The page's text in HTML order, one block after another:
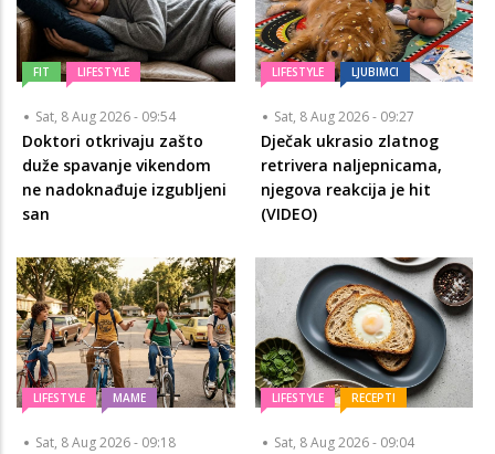
FIT LIFESTYLE
Sat, 8 Aug 2026 - 09:54
Doktori otkrivaju zašto
duže spavanje vikendom
ne nadoknađuje izgubljeni
san
LIFESTYLE LJUBIMCI
Sat, 8 Aug 2026 - 09:27
Dječak ukrasio zlatnog
retrivera naljepnicama,
njegova reakcija je hit
(VIDEO)
LIFESTYLE MAME
Sat, 8 Aug 2026 - 09:18
LIFESTYLE RECEPTI
Sat, 8 Aug 2026 - 09:04